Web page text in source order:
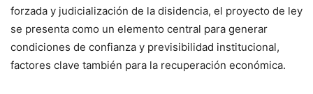
forzada y judicialización de la disidencia, el proyecto de ley
se presenta como un elemento central para generar
condiciones de confianza y previsibilidad institucional,
factores clave también para la recuperación económica.